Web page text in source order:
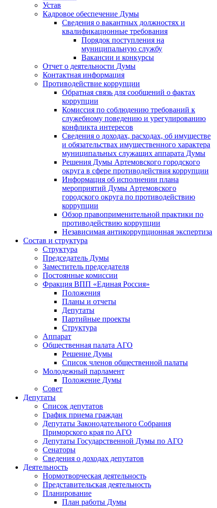
Устав
Кадровое обеспечение Думы
Сведения о вакантных должностях и
квалификационные требования
Порядок поступления на
муниципальную службу
Вакансии и конкурсы
Отчет о деятельности Думы
Контактная информация
Противодействие коррупции
Обратная связь для сообщений о фактах
коррупции
Комиссия по соблюдению требований к
служебному поведению и урегулированию
конфликта интересов
Сведения о доходах, расходах, об имуществе
и обязательствах имущественного характера
муниципальных служащих аппарата Думы
Решения Думы Артемовского городского
округа в сфере противодействия коррупции
Информация об исполнении плана
мероприятий Думы Артемовского
городского округа по противодействию
коррупции
Обзор правоприменительной практики по
противодействию коррупции
Независимая антикоррупционная экспертиза
Состав и структура
Структура
Председатель Думы
Заместитель председателя
Постоянные комиссии
Фракция ВПП «Единая Россия»
Положения
Планы и отчеты
Депутаты
Партийные проекты
Структура
Аппарат
Общественная палата АГО
Решение Думы
Список членов общественной палаты
Молодежный парламент
Положение Думы
Совет
Депутаты
Список депутатов
График приема граждан
Депутаты Законодательного Собрания
Приморского края по АГО
Депутаты Государственной Думы по АГО
Сенаторы
Сведения о доходах депутатов
Деятельность
Нормотворческая деятельность
Представительская деятельность
Планирование
План работы Думы